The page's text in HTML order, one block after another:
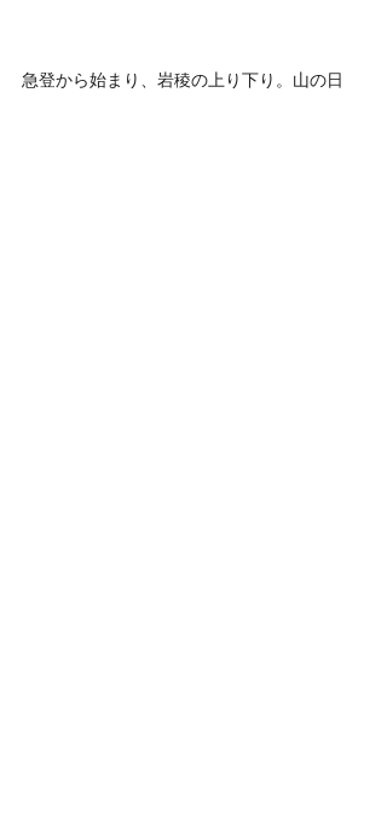
急登から始まり、岩稜の上り下り。山の日